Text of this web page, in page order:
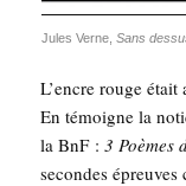
Jules Verne, Sans
L’encre rouge
En témoigne la
la BnF :3 Poèmes
secondes